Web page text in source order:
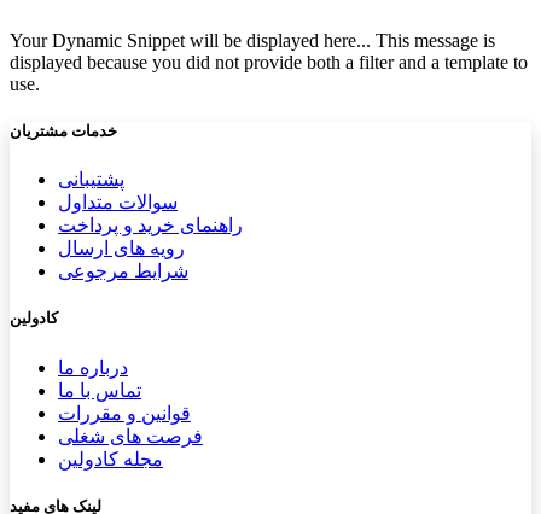
Your Dynamic Snippet will be displayed here... This message is
displayed because you did not provide both a filter and a template to
use.
خدمات مشتریان
پشتیب​​انی
سوالات متداول
راهنمای خرید و پرداخت
رویه های ارسال
شرایط مرجوعی
کادولین
درباره ما
تماس با ما
قوانین و مقررات
فرصت های شغلی
مجله کادولین
لینک های مفید